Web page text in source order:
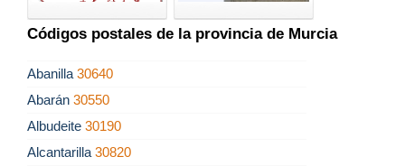
Códigos postales de la provincia de Murcia
Abanilla 30640
Abarán 30550
Albudeite 30190
Alcantarilla 30820